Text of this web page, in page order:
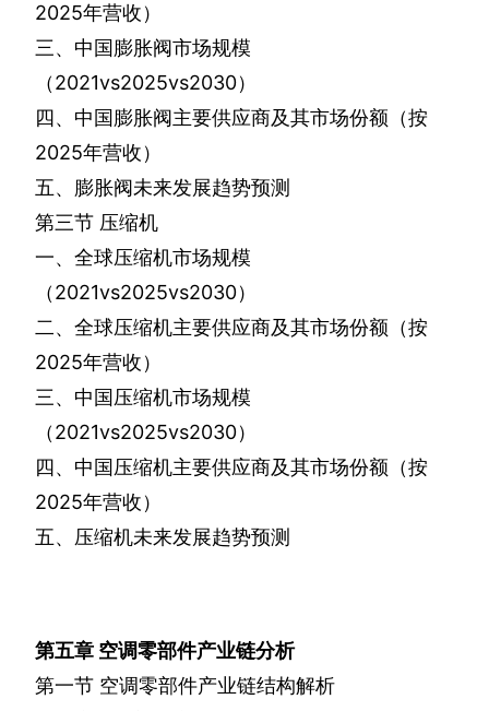
2025年营收）
三、中国膨胀阀市场规模
（2021vs2025vs2030）
四、中国膨胀阀主要供应商及其市场份额（按
2025年营收）
五、膨胀阀未来发展趋势预测
第三节 压缩机
一、全球压缩机市场规模
（2021vs2025vs2030）
二、全球压缩机主要供应商及其市场份额（按
2025年营收）
三、中国压缩机市场规模
（2021vs2025vs2030）
四、中国压缩机主要供应商及其市场份额（按
2025年营收）
五、压缩机未来发展趋势预测
第五章 空调零部件产业链分析
第一节 空调零部件产业链结构解析